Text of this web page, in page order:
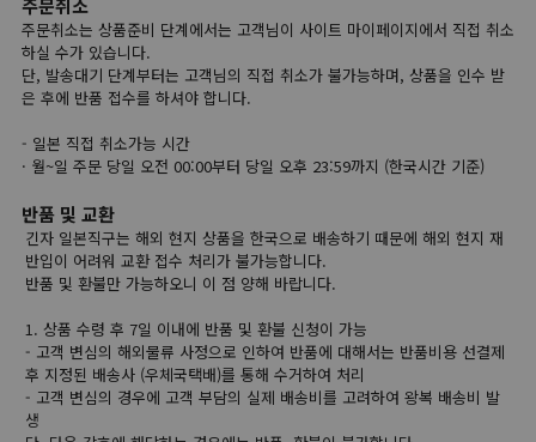
주문취소
주문취소는 상품준비 단계에서는 고객님이 사이트 마이페이지에서 직접 취소
하실 수가 있습니다.
단, 발송대기 단계부터는 고객님의 직접 취소가 불가능하며, 상품을 인수 받
은 후에 반품 접수를 하셔야 합니다.
- 일본 직접 취소가능 시간
· 월~일 주문 당일 오전 00:00부터 당일 오후 23:59까지 (한국시간 기준)
반품 및 교환
긴자 일본직구는 해외 현지 상품을 한국으로 배송하기 때문에 해외 현지 재
반입이 어려워 교환 접수 처리가 불가능합니다.
반품 및 환불만 가능하오니 이 점 양해 바랍니다.
1. 상품 수령 후 7일 이내에 반품 및 환불 신청이 가능
- 고객 변심의 해외물류 사정으로 인하여 반품에 대해서는 반품비용 선결제
후 지정된 배송사 (우체국택배)를 통해 수거하여 처리
- 고객 변심의 경우에 고객 부담의 실제 배송비를 고려하여 왕복 배송비 발
생